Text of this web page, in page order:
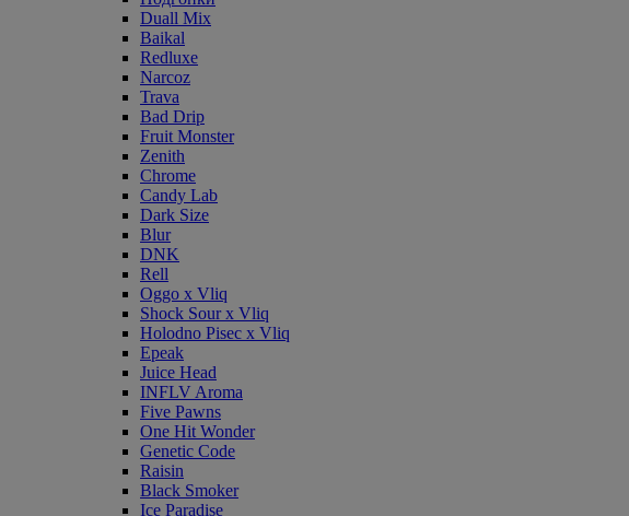
Duall Mix
Baikal
Redluxe
Narcoz
Trava
Bad Drip
Fruit Monster
Zenith
Chrome
Candy Lab
Dark Size
Blur
DNK
Rell
Oggo x Vliq
Shock Sour x Vliq
Holodno Pisec x Vliq
Epeak
Juice Head
INFLV Aroma
Five Pawns
One Hit Wonder
Genetic Code
Raisin
Black Smoker
Ice Paradise